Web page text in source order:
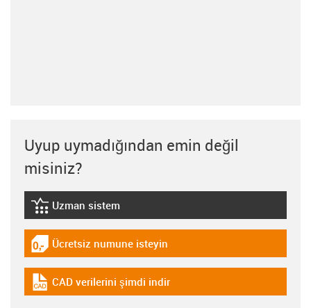
Uyup uymadığından emin değil
misiniz?
igus-icon-lebensdauerrechner
Uzman sistem
igus-icon-gratismuster
Ücretsiz numune isteyin
igus-icon-cad-dateien
CAD verilerini şimdi indir